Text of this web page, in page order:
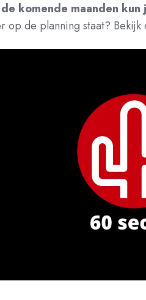
komende maanden
op de planning staat? Bekijk